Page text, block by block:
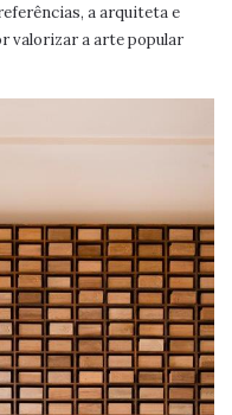
a arquiteta e
valorizar a arte popular